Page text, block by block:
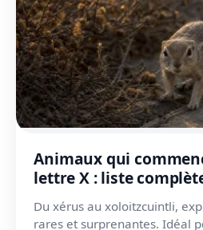
Animaux qui
lettre X : liste
Du xérus au xoloitzcuintli,
rares et surprenantes. Idéal